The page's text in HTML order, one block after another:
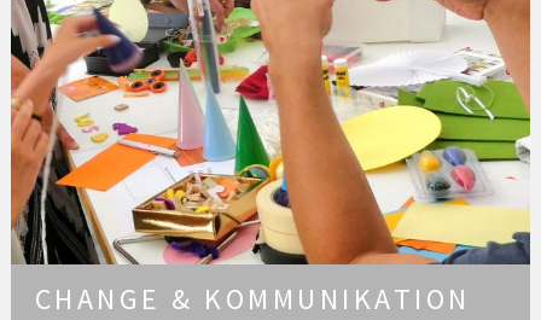
CHANGE & KOMMUNIKATION